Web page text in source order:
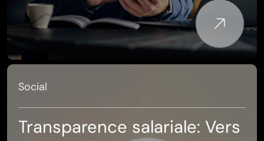
Social
Transparence salariale: Vers